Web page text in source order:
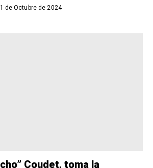
de Octubre de 2024
Coudet, toma la